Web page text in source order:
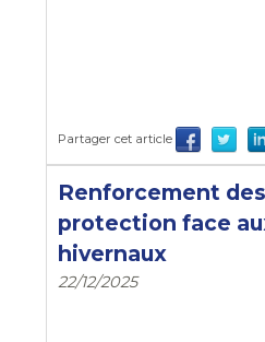
Partager cet article
Renforcement
protection face
hivernaux
22/12/2025